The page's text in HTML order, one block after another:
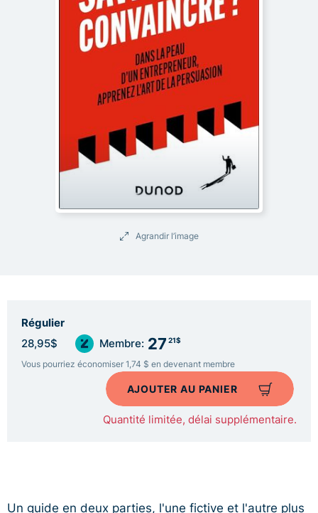
Agrandir l’image
Régulier
28,95$ Membre: 27 21$
Vous pourriez économiser 1,74 $ en devenant membre
AJOUTER AU PANIER
Quantité limitée, délai supplémentaire.
Un guide en deux parties, l'une fictive et l'autre plus